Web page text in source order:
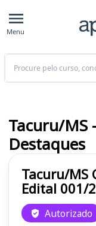
Menu
Buscar
Tacuru/MS
Edital 001/
Autorizado
Tacuru/MS
Destaques